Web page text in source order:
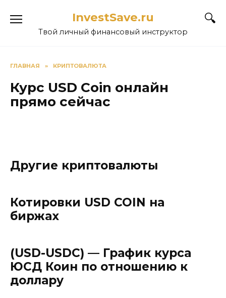
содержанию
InvestSave.ru
Твой личный финансовый инструктор
ГЛАВНАЯ » КРИПТОВАЛЮТА
Курс USD Coin онлайн
прямо сейчас
Другие криптовалюты
Котировки USD COIN на
биржах
(USD-USDC) — График курса
ЮСД Коин по отношению к
доллару